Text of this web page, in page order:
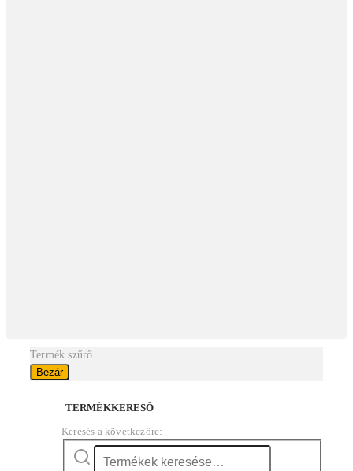
Termék szűrő
Bezár
TERMÉKKERESŐ
Keresés a következőre: